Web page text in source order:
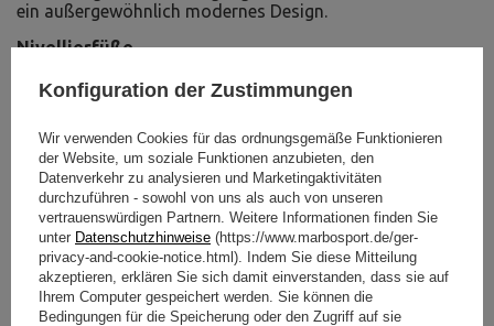
ein außergewöhnlich modernes Design.
Nivellierfüße
Die Stabilität der Maschine hängt von ihrer korrekten
Positionierung ab. Zu diesem Zweck stehen Ihnen bis zu
Gerät perfekt nivellieren können. Der vordere Fuß ist mit
einem Polster aus dickem Gummi versehen, das ein
Verrutschen des Geräts während des Trainings verhindert
und den Boden vor Beschädigungen schützt.
Konfiguration der Zustimmungen
Wir verwenden Cookies für das ordnungsgemäße Funktionieren
der Website, um soziale Funktionen anzubieten, den
Datenverkehr zu analysieren und Marketingaktivitäten
durchzuführen - sowohl von uns als auch von unseren
vertrauenswürdigen Partnern. Weitere Informationen finden Sie
unter Datenschutzhinweise (https://www.marbosport.de/ger-
privacy-and-cookie-notice.html). Indem Sie diese Mitteilung
akzeptieren, erklären Sie sich damit einverstanden, dass sie auf
Ihrem Computer gespeichert werden. Sie können die
Bedingungen für die Speicherung oder den Zugriff auf sie